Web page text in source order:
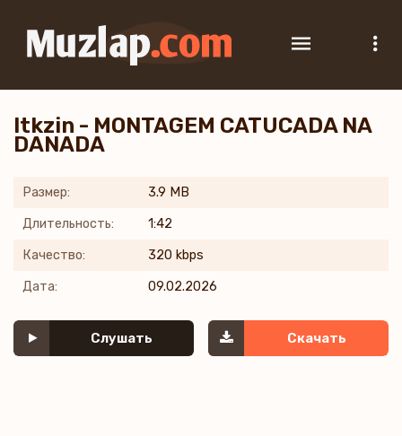
Itkzin - MONTAGEM CATUCADA NA
DANADA
Размер: 3.9 MB
Длительность: 1:42
Качество: 320 kbps
Дата: 09.02.2026
Слушать Скачать